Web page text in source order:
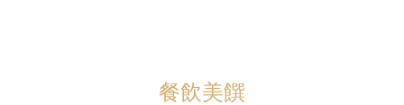
餐飲美饌